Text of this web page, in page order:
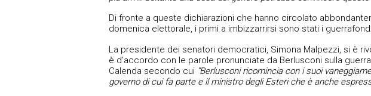
Di fronte a queste dichiarazioni che hanno circolato
domenica elettorale, i primi a imbizzarrirsi sono stati i
La presidente dei senatori democratici, Simona Malpezzi, si è
è d’accordo con le parole pronunciate da Berlusconi sulla
Calenda secondo cui “Berlusconi ricomincia con i suoi
governo di cui fa parte e il ministro degli Esteri che è anche